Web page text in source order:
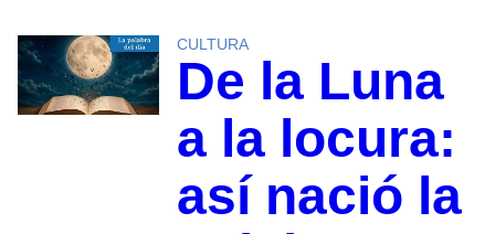
CULTURA
De la Luna
a la locura:
así nació la